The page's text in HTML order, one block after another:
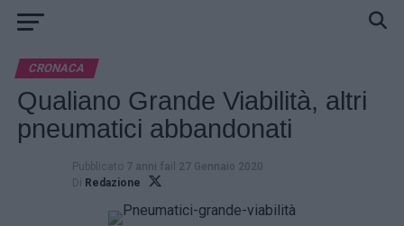
CRONACA
Qualiano Grande Viabilità, altri
pneumatici abbandonati
Pubblicato 7 anni fail 27 Gennaio 2020
Di Redazione